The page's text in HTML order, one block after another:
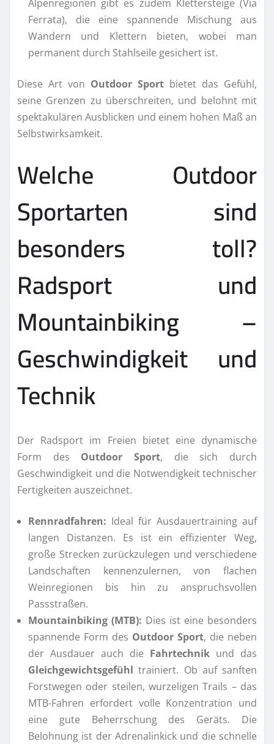
Alpenregionen gibt es zudem Klettersteige (Via
Ferrata), die eine spannende Mischung aus
Wandern und Klettern bieten, wobei man
permanent durch Stahlseile gesichert ist.
Diese Art von Outdoor Sport bietet das Gefühl,
seine Grenzen zu überschreiten, und belohnt mit
spektakulären Ausblicken und einem hohen Maß an
Selbstwirksamkeit.
Welche Outdoor
Sportarten sind
besonders toll?
Radsport und
Mountainbiking –
Geschwindigkeit und
Technik
Der Radsport im Freien bietet eine dynamische
Form des Outdoor Sport, die sich durch
Geschwindigkeit und die Notwendigkeit technischer
Fertigkeiten auszeichnet.
Rennradfahren: Ideal für Ausdauertraining auf
langen Distanzen. Es ist ein effizienter Weg,
große Strecken zurückzulegen und verschiedene
Landschaften kennenzulernen, von flachen
Weinregionen bis hin zu anspruchsvollen
Passstraßen.
Mountainbiking (MTB): Dies ist eine besonders
spannende Form des Outdoor Sport, die neben
der Ausdauer auch die Fahrtechnik und das
Gleichgewichtsgefühl trainiert. Ob auf sanften
Forstwegen oder steilen, wurzeligen Trails – das
MTB-Fahren erfordert volle Konzentration und
eine gute Beherrschung des Geräts. Die
Belohnung ist der Adrenalinkick und die schnelle